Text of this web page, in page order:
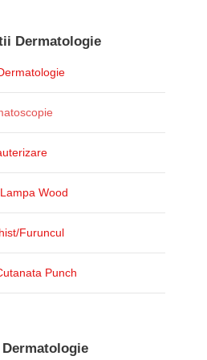
Dermatologie
Wood
Furuncul
Punch